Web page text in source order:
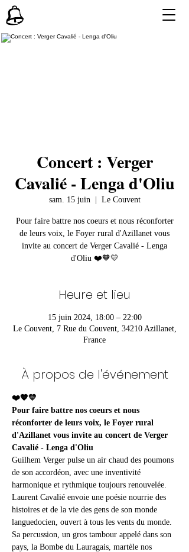
Concert : Verger
Cavalié - Lenga d'Oliu
sam. 15 juin
  |
Le Couvent
Pour faire battre nos coeurs et nous réconforter
de leurs voix, le Foyer rural d'Azillanet vous
invite au concert de Verger Cavalié - Lenga
d'Oliu ❤️🧡💛
Heure et lieu
15 juin 2024, 18:00 – 22:00
Le Couvent, 7 Rue du Couvent, 34210 Azillanet,
France
À propos de l'événement
❤️🧡💛
Pour faire battre nos coeurs et nous
réconforter de leurs voix, le Foyer rural
d'Azillanet vous invite au concert de Verger
Cavalié - Lenga d'Oliu
Guilhem Verger pulse un air chaud des poumons
de son accordéon, avec une inventivité
harmonique et rythmique toujours renouvelée.
Laurent Cavalié envoie une poésie nourrie des
histoires et de la vie des gens de son monde
languedocien, ouvert à tous les vents du monde.
Sa percussion, un gros tambour appelé dans son
pays, la Bombe du Lauragais, martèle nos